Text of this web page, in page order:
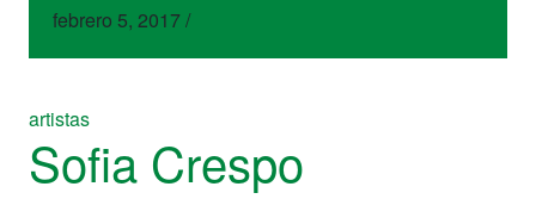
febrero 5, 2017/
artistas
Sofia Crespo